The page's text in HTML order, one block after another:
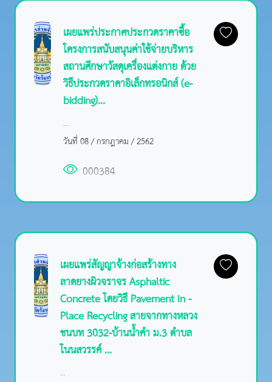
เผยแพร่ประกาศประกวดราคาซื้อ
โครงการสนับสนุนค่าใช้จ่ายบริหาร
สถานศึกษาวัสดุเครื่องแต่งกาย ด้วย
วิธีประกวดราคาอิเล็กทรอนิกส์ (e-
bidding)...
...
วันที่ 08 / กรกฎาคม / 2562
000384
เผยแพร่สัญญาจ้างก่อสร้างทาง
ลาดยางผิวจราจร Asphaltic
Concrete โดยวิธี Pavement In -
Place Recycling สายจากทางหลวง
ชนบท 3032-บ้านน้ำคำ ม.3 ตำบล
โนนสวรรค์ ...
...